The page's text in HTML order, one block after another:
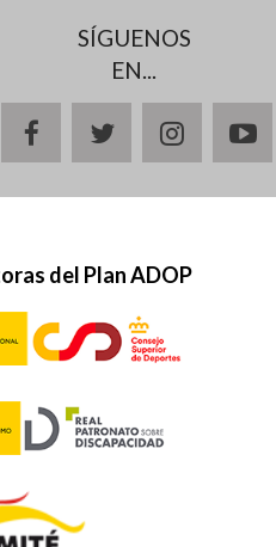
SÍGUENOS
EN...
facebooktwitter
del Plan ADOP